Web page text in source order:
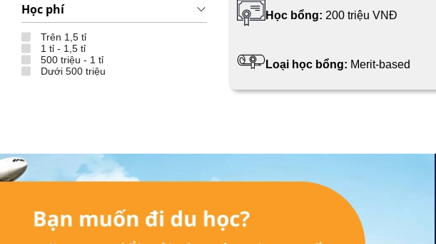
Học phí
Trên 1,5 tỉ
1 tỉ - 1,5 tỉ
500 triệu - 1 tỉ
Dưới 500 triệu
Học bổng: 200 triệu VNĐ
Loại học bổng: Merit-based